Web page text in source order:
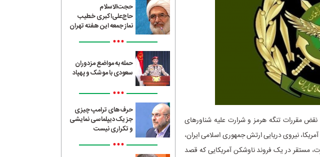
نقض مقررات تنگه هرمز و شرارت علیه شناورهای
نیروی دریایی ارتش جمهوری اسلامی ایران،
مستقر در یک فروند ناوشکن آمریکایی که قصد
حجت‌الاسلام
حاج‌علی‌اکبری خطیب
نماز جمعه این هفته تهران
•••
حمله به مواضع مزدوران
سعودی با موشک و پهپاد
•••
حرف‌های ترامپ چیزی
جز یک دیپلماسی نمایشی
و تکراری نیست
•••